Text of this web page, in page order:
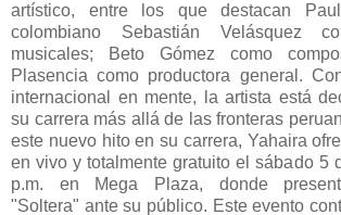
artístico, entre los que destacan
colombiano Sebastián Velásquez
musicales; Beto Gómez como
Plasencia como productora general.
internacional en mente, la artista está
su carrera más allá de las fronteras
este nuevo hito en su carrera, Yahaira
en vivo y totalmente gratuito el sábado 5
p.m. en Mega Plaza, donde
"Soltera" ante su público. Este evento